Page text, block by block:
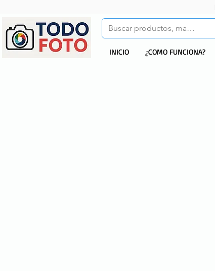
INICIO ¿COMO FUNCIONA?